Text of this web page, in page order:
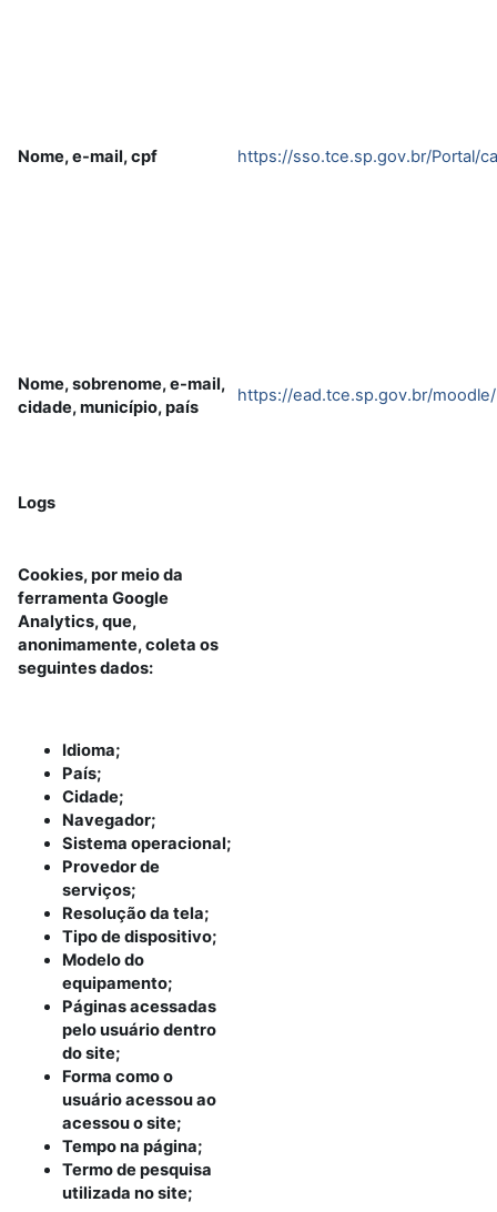
Nome, e-mail, cpf https://sso.tce.sp.gov.br/Portal/
Nome, sobrenome, e-mail,
cidade, município, país
https://ead.tce.sp.gov.br/
Logs
Cookies, por meio da
ferramenta Google
Analytics, que,
anonimamente, coleta os
seguintes dados:
Idioma;
País;
Cidade;
Navegador;
Sistema operacional;
Provedor de
serviços;
Resolução da tela;
Tipo de dispositivo;
Modelo do
equipamento;
Páginas acessadas
pelo usuário dentro
do site;
Forma como o
usuário acessou ao
acessou o site;
Tempo na página;
Termo de pesquisa
utilizada no site;